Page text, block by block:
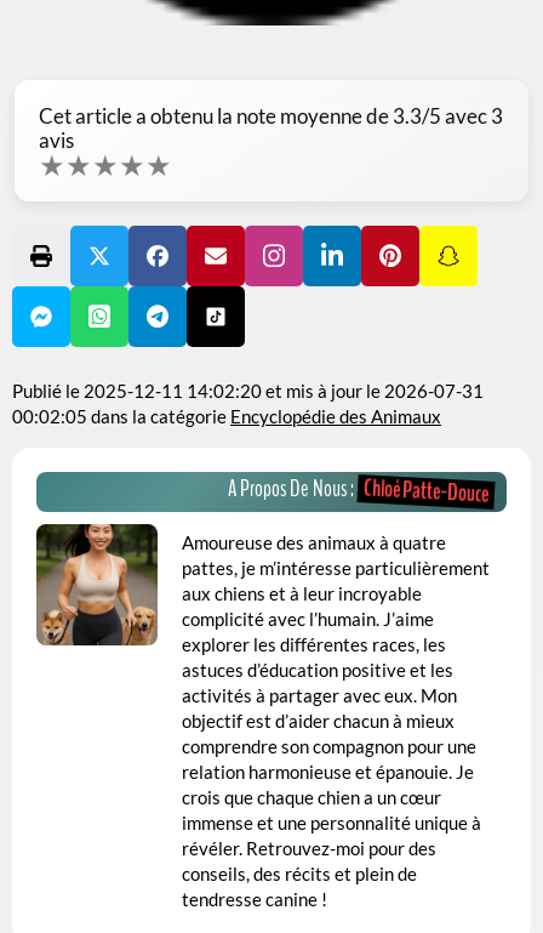
Cet article a obtenu la note moyenne de3.3/5 avec3
avis
★★★★★
Publié le 2025-12-11 14:02:20et mis à jour le 2026-07-31
00:02:05 dans la catégorie Encyclopédie des Animaux
A Propos De Nous :Chloé Patte-Douce
Amoureuse des animaux à quatre
pattes, je m’intéresse particulièrement
aux chiens et à leur incroyable
complicité avec l’humain. J’aime
explorer les différentes races, les
astuces d’éducation positive et les
activités à partager avec eux. Mon
objectif est d’aider chacun à mieux
comprendre son compagnon pour une
relation harmonieuse et épanouie. Je
crois que chaque chien a un cœur
immense et une personnalité unique à
révéler. Retrouvez-moi pour des
conseils, des récits et plein de
tendresse canine !